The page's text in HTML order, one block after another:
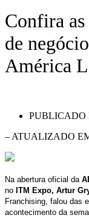
Confira
de
América
PUBLICADO
– ATUALIZADO
Na abertura oficial da
no ITM Expo, Artur
Franchising, falou das
acontecimento da